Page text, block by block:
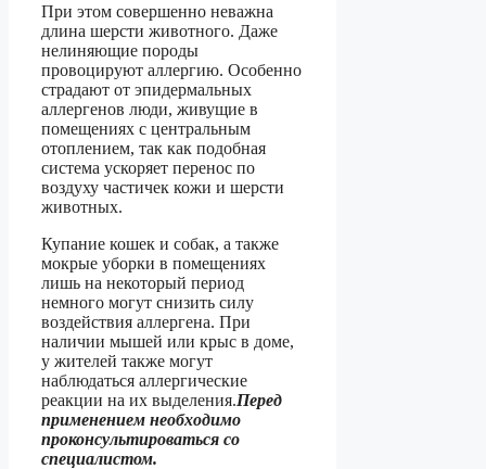
При этом совершенно неважна
длина шерсти животного. Даже
нелиняющие породы
провоцируют аллергию. Особенно
страдают от эпидермальных
аллергенов люди, живущие в
помещениях с центральным
отоплением, так как подобная
система ускоряет перенос по
воздуху частичек кожи и шерсти
животных.
Купание кошек и собак, а также
мокрые уборки в помещениях
лишь на некоторый период
немного могут снизить силу
воздействия аллергена. При
наличии мышей или крыс в доме,
у жителей также могут
наблюдаться аллергические
реакции на их выделения.Перед
применением необходимо
проконсультироваться со
специалистом.